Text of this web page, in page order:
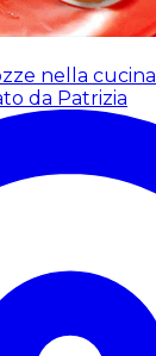
nella cucina
da Patrizia